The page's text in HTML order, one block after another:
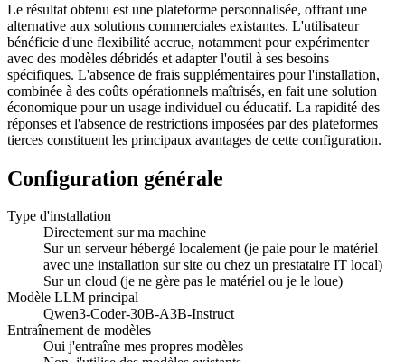
Le résultat obtenu est une plateforme personnalisée, offrant une
alternative aux solutions commerciales existantes. L'utilisateur
bénéficie d'une flexibilité accrue, notamment pour expérimenter
avec des modèles débridés et adapter l'outil à ses besoins
spécifiques. L'absence de frais supplémentaires pour l'installation,
combinée à des coûts opérationnels maîtrisés, en fait une solution
économique pour un usage individuel ou éducatif. La rapidité des
réponses et l'absence de restrictions imposées par des plateformes
tierces constituent les principaux avantages de cette configuration.
Configuration générale
Type d'installation
Directement sur ma machine
Sur un serveur hébergé localement (je paie pour le matériel
avec une installation sur site ou chez un prestataire IT local)
Sur un cloud (je ne gère pas le matériel ou je le loue)
Modèle LLM principal
Qwen3-Coder-30B-A3B-Instruct
Entraînement de modèles
Oui j'entraîne mes propres modèles